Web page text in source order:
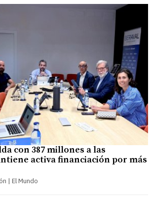
con 387 millones a las
activa financiación por más
| El Mundo